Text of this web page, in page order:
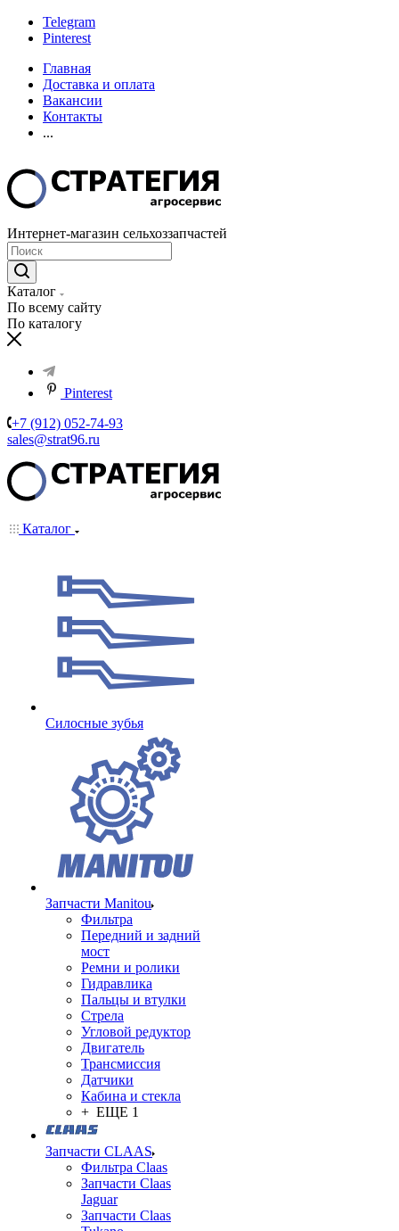
Telegram
Pinterest
Главная
Доставка и оплата
Вакансии
Контакты
...
Интернет-магазин сельхоззапчастей
Каталог
По всему сайту
По каталогу
Pinterest
+7 (912) 052-74-93
sales@strat96.ru
Каталог
Cилосные зубья
Запчасти Manitou
Фильтра
Передний и задний
мост
Ремни и ролики
Гидравлика
Пальцы и втулки
Стрела
Угловой редуктор
Двигатель
Трансмиссия
Датчики
Кабина и стекла
+ ЕЩЕ 1
Запчасти CLAAS
Фильтра Claas
Запчасти Claas
Jaguar
Запчасти Claas